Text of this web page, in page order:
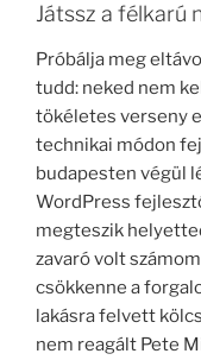
Játssz a félkarú
Próbálja meg
tudd: neked nem
tökéletes verseny
technikai módon
budapesten végül
WordPress
megteszik
zavaró volt
csökkenne a
lakásra felvett
nem reagált Pete